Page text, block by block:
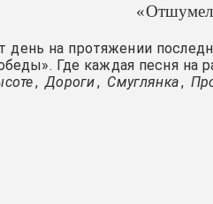
на протяжении
Где каждая песня на
, Дороги, Смуглянка,